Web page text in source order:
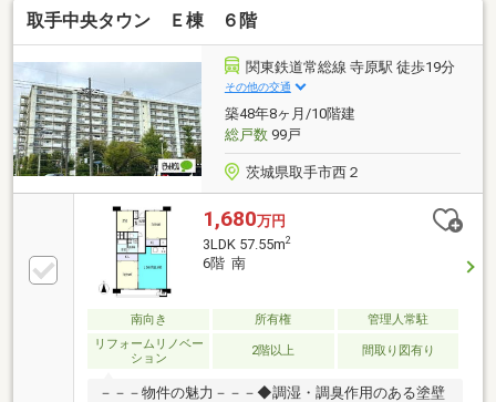
物便利・IHコンロ（2023年）・浴室（2025年）交換
済・御影石張りのエントランス＆ホテルライクな広い
ロビー・歩車分離設計で安全性に配慮・エレベーター
地下1階から利用可・玄関床・上り框は御影石調テラ
ゾーブロック・キッチン天板は人造大理石・壁厚
150mm・二重床工法で遮音性良好・浴室乾燥機付き
取手中央タウン Ｅ棟 ６階
関東鉄道常総線 寺原駅 徒歩19分
その他の交通
築48年8ヶ月/10階建
総戸数99戸
茨城県取手市西２
1,680万円
3LDK 57.55m2
6階 南
南向き 所有権
管理人常駐
リフォームリノベー
ション
2階以上 間取り図有り
－－－物件の魅力－－－◆調湿・調臭作用のある塗壁